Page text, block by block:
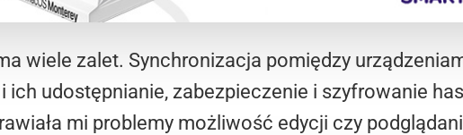
wiele zalet. Synchronizacja pomiędzy
ich udostępnianie, zabezpieczenie i szyfrowanie
mi problemy możliwość edycji czy